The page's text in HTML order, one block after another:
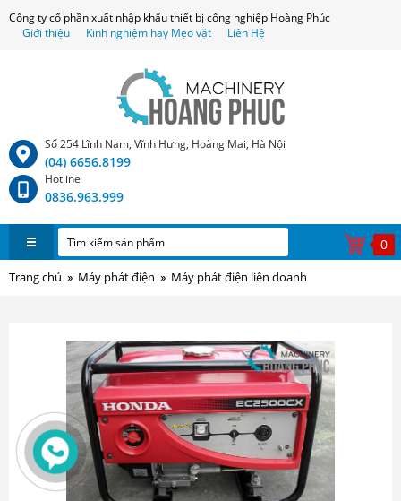
Công ty cổ phần xuất nhập khẩu thiết bị công nghiệp Hoàng Phúc
Giới thiệu
Kinh nghiệm hay Mẹo vặt Liên Hệ
Số 254 Lĩnh Nam, Vĩnh Hưng, Hoàng Mai, Hà Nội
(04) 6656.8199
Hotline
0836.963.999
0
Trang chủ Máy phát điện Máy phát điện liên doanh